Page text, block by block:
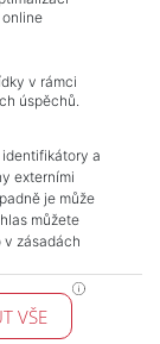
v rámci
úspěchů.
a
externími
je může
můžete
zásadách
VŠE